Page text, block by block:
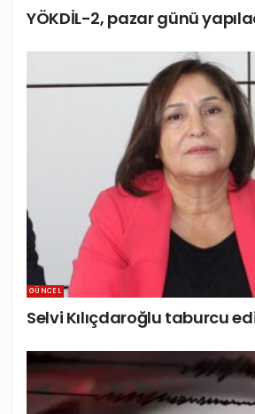
YÖKDİL-2, pazar günü
GÜNCEL
Selvi Kılıçdaroğlu taburcu